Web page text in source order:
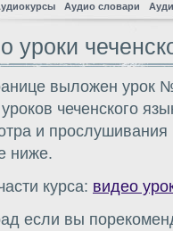
Аудио словари
уроки
выложен урок
чеченского
и
ниже.
курса: видео
если вы